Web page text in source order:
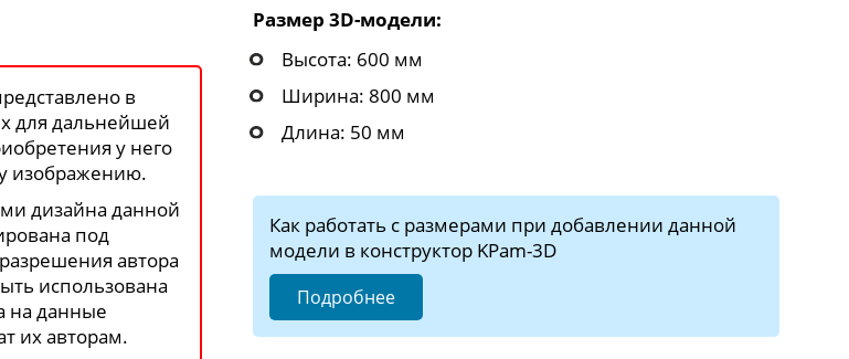
в
для дальнейшей
у него
изображению.
дизайна данной
под
автора
использована
на данные
их авторам.
Размер 3D-модели:
Высота: 600 мм
Ширина: 800 мм
Длина: 50 мм
Как работать с размерами при добавлении данной
модели в конструктор KPam-3D
Подробнее